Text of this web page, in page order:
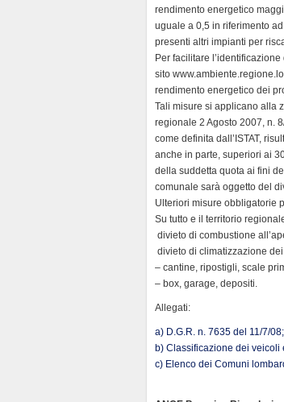
rendimento energetico
uguale a 0,5 in riferimento
presenti altri impianti per
Per facilitare
sito
rendimento energetico dei
Tali misure si applicano alla
regionale 2 Agosto 2007, n.
come definita dall’ISTAT,
anche in parte, superiori ai
della suddetta quota ai fini
comunale sarà oggetto del
Ulteriori misure obbligatorie
Su tutto e il territorio
 divieto di combustione
 divieto di climatizzazione
– cantine, ripostigli, scale
– box, garage, depositi.
Allegati:
a) D.G.R. n. 7635 del 11/7/08;
b) Classificazione dei veicoli
c) Elenco dei Comuni